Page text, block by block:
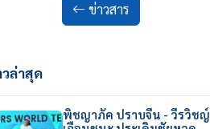
ข่าวสาร
ล่าสุด
พิชญาภัค ปราบจีน - วีรวิชญ์